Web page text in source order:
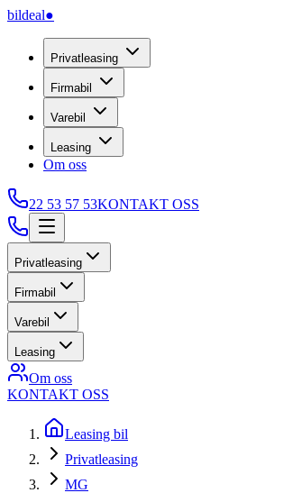
bildeal●
Privatleasing
Firmabil
Varebil
Leasing
Om oss
22 53 57 53KONTAKT OSS
Privatleasing
Firmabil
Varebil
Leasing
Om oss
KONTAKT OSS
Leasing bil
Privatleasing
MG